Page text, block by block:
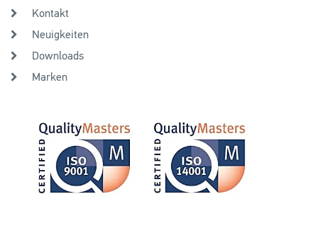
Kontakt
Neuigkeiten
Downloads
Marken